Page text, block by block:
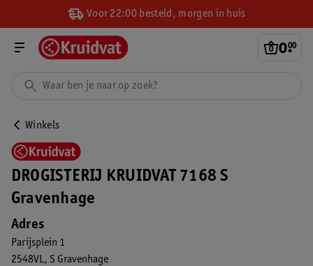
Voor 22:00 besteld, morgen in huis
0.
00
Winkels
DROGISTERIJ KRUIDVAT 7168 S
Gravenhage
Adres
Parijsplein 1
2548VL S Gravenhage